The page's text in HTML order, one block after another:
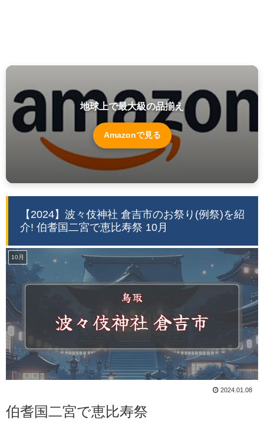
地球上で最大級の品揃え
Amazonで見る
【2024】波々伎神社 倉吉市のお祭り(例祭)を紹
介! 伯耆国二宮で恵比寿祭 10月
10月
2024.01.08
伯耆国二宮で恵比寿祭